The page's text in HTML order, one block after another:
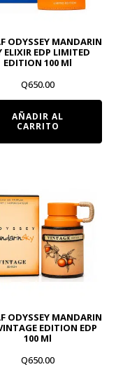
ODYSSEY MANDARIN
ELIXIR EDP LIMITED
EDITION 100 Ml
Q650.00
AÑADIR AL
CARRITO
ODYSSEY MANDARIN
EDITION EDP
100 Ml
Q650.00